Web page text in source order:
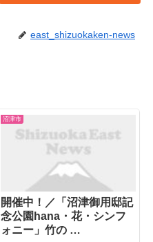
east_shizuokaken-news
沼津市
開催中！／「沼津御用邸記
念公園hana・花・シンフ
ォニー」竹の …